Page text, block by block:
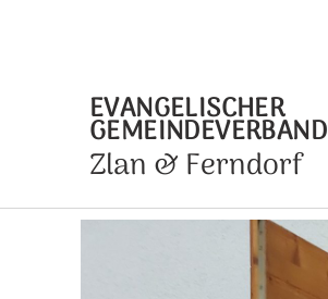
EVANGELISCHER
GEMEINDEVERBAND
Zlan & Ferndorf